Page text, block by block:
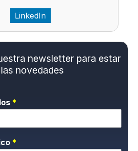
LinkedIn
newsletter para estar
novedades
*
*